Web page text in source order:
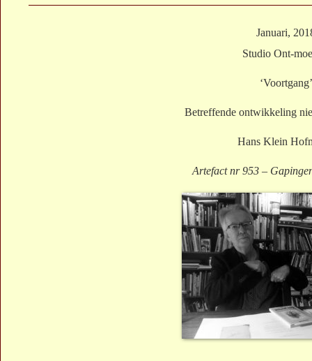
Januari,
Studio Ont-
‘Voortgang’
Betreffende ontwikkeling
Hans Klein
Artefact nr 953 –